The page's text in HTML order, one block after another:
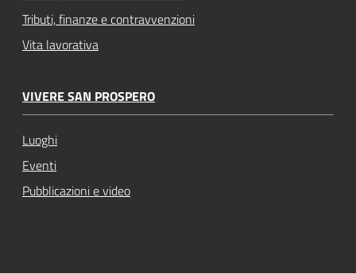
Tributi, finanze e contravvenzioni
Vita lavorativa
VIVERE SAN PROSPERO
Luoghi
Eventi
Pubblicazioni e video